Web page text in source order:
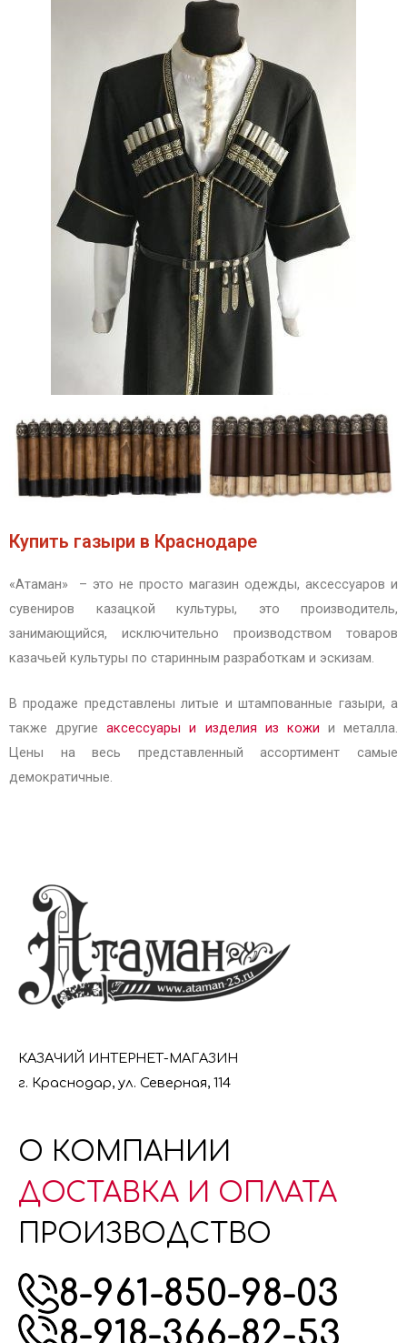
Купить газыри в Краснодаре
«Атаман» – это не просто магазин одежды, аксессуаров и
сувениров казацкой культуры, это производитель,
занимающийся, исключительно производством товаров
казачьей культуры по старинным разработкам и эскизам.
В продаже представлены литые и штампованные газыри, а
также другиеаксессуары и изделия из кожи и металла.
Цены на весь представленный ассортимент самые
демократичные.
КАЗАЧИЙ ИНТЕРНЕТ-МАГАЗИН
г. Краснодар, ул. Северная, 114
О КОМПАНИИ
ДОСТАВКА И ОПЛАТА
ПРОИЗВОДСТВО
8-961-850-98-03
8-918-366-82-53